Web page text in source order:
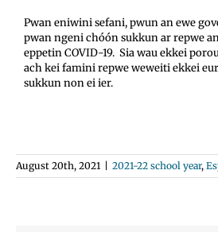
Pwan eniwini sefani, pwun an ewe
pwan ngeni chóón sukkun ar repwe
eppetin COVID-19. Sia wau ekkei
ach kei famini repwe weweiti ekkei
sukkun non ei ier.
August 20th, 2021 2021-22 school year,